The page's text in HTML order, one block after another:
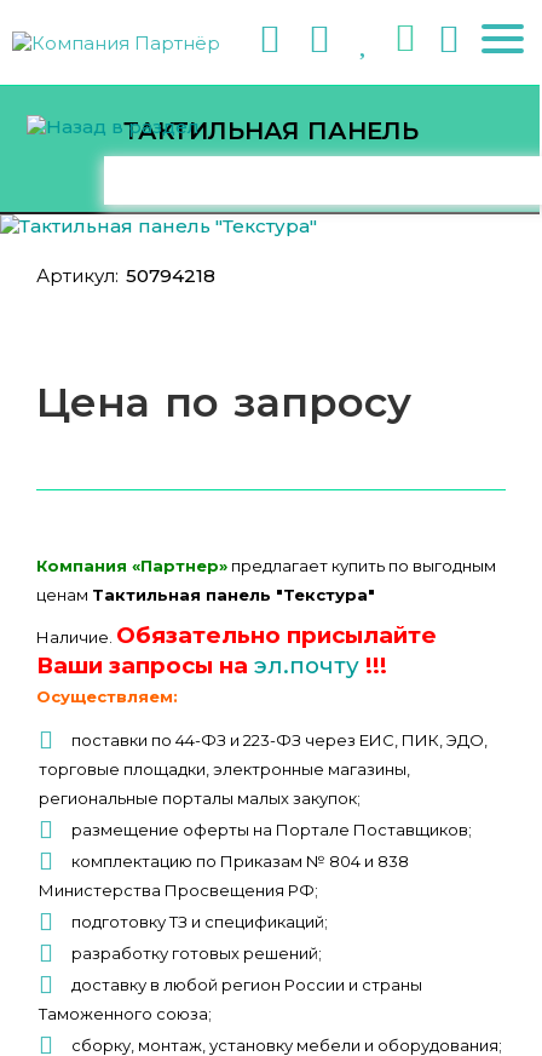
ТАКТИЛЬНАЯ ПАНЕЛЬ
Артикул: 50794218
Цена по запросу
Компания «Партнер» предлагает купить по выгодным
ценам Тактильная панель "Текстура"
Наличие. Обязательно присылайте
Ваши запросы на эл.почту !!!
Осуществляем:
поставки по 44-ФЗ и 223-ФЗ через ЕИС, ПИК, ЭДО,
торговые площадки, электронные магазины,
региональные порталы малых закупок;
размещение оферты на Портале Поставщиков;
комплектацию по Приказам № 804 и 838
Министерства Просвещения РФ;
подготовку ТЗ и спецификаций;
разработку готовых решений;
доставку в любой регион России и страны
Таможенного союза;
сборку, монтаж, установку мебели и оборудования;